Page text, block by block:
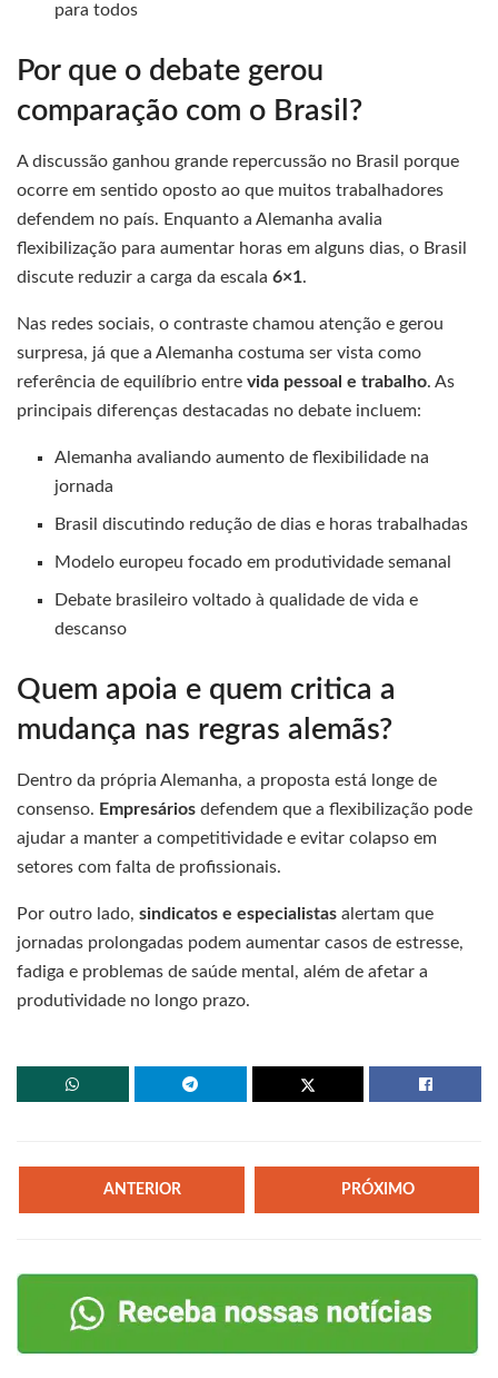
para todos
Por que o debate gerou
comparação com o Brasil?
A discussão ganhou grande repercussão no Brasil porque
ocorre em sentido oposto ao que muitos trabalhadores
defendem no país. Enquanto a Alemanha avalia
flexibilização para aumentar horas em alguns dias, o Brasil
discute reduzir a carga da escala 6×1.
Nas redes sociais, o contraste chamou atenção e gerou
surpresa, já que a Alemanha costuma ser vista como
referência de equilíbrio entre vida pessoal e trabalho. As
principais diferenças destacadas no debate incluem:
Alemanha avaliando aumento de flexibilidade na
jornada
Brasil discutindo redução de dias e horas trabalhadas
Modelo europeu focado em produtividade semanal
Debate brasileiro voltado à qualidade de vida e
descanso
Quem apoia e quem critica a
mudança nas regras alemãs?
Dentro da própria Alemanha, a proposta está longe de
consenso. Empresários defendem que a flexibilização pode
ajudar a manter a competitividade e evitar colapso em
setores com falta de profissionais.
Por outro lado, sindicatos e especialistas alertam que
jornadas prolongadas podem aumentar casos de estresse,
fadiga e problemas de saúde mental, além de afetar a
produtividade no longo prazo.
ANTERIOR PRÓXIMO